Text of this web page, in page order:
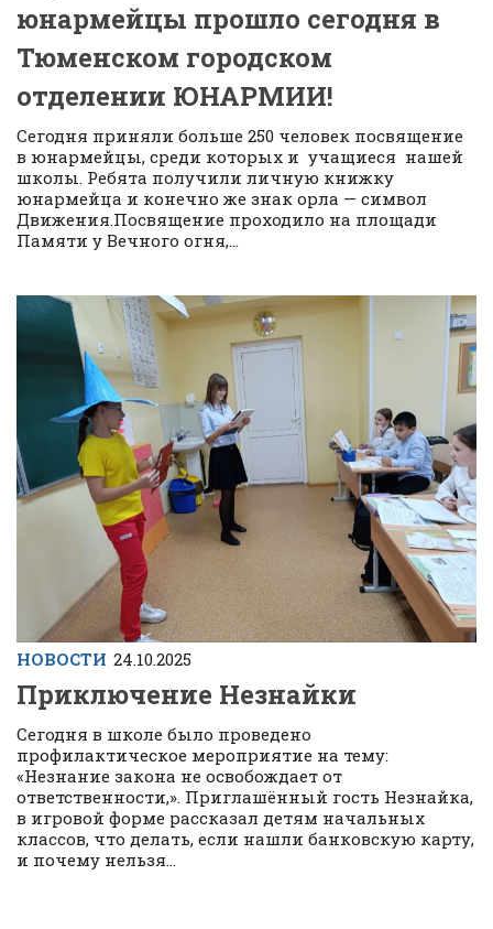
юнармейцы прошло сегодня в
Тюменском городском
отделении ЮНАРМИИ!
Сегодня приняли больше 250 человек посвящение
в юнармейцы, среди которых и учащиеся нашей
школы. Ребята получили личную книжку
юнармейца и конечно же знак орла — символ
Движения.Посвящение проходило на площади
Памяти у Вечного огня,...
НОВОСТИ 24.10.2025
Приключение Незнайки
Сегодня в школе было проведено
профилактическое мероприятие на тему:
«Незнание закона не освобождает от
ответственности,». Приглашённый гость Незнайка,
в игровой форме рассказал детям начальных
классов, что делать, если нашли банковскую карту,
и почему нельзя...